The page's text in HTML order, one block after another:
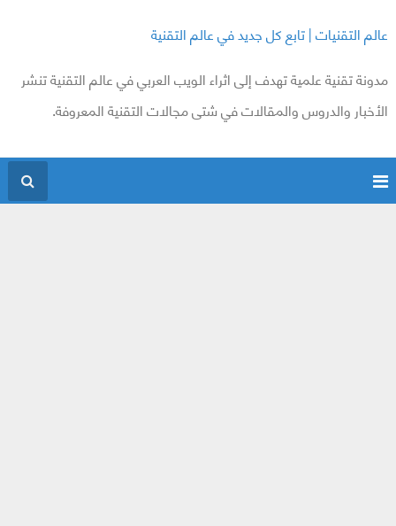
عالم التقنيات | تابع كل جديد في عالم التقنية
مدونة تقنية علمية تهدف إلى اثراء الويب العربي في عالم التقنية تنشر
الأخبار والدروس والمقالات في شتى مجالات التقنية المعروفة.